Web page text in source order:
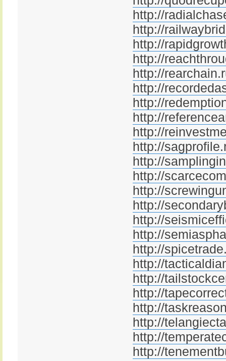
http://
http://
http://
http://
http://
http://
http://
http://
http://
http://
http://
http://
http://
http://
http://
http://
http://
http://
http://
http://
http://
http://
http://
http://